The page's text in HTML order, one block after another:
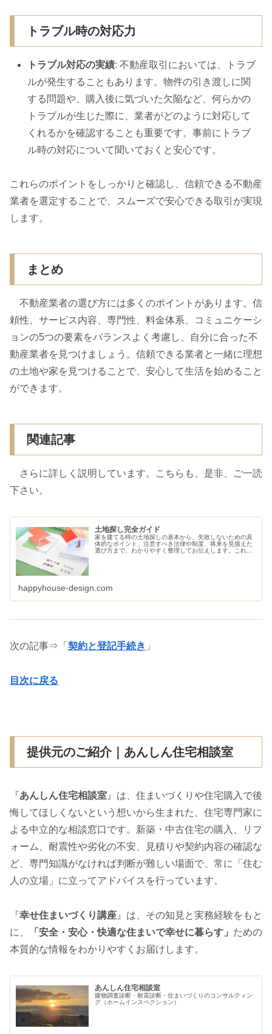
トラブル時の対応力
トラブル対応の実績: 不動産取引においては、トラブ
ルが発生することもあります。物件の引き渡しに関
する問題や、購入後に気づいた欠陥など、何らかの
トラブルが生じた際に、業者がどのように対応して
くれるかを確認することも重要です。事前にトラブ
ル時の対応について聞いておくと安心です。
これらのポイントをしっかりと確認し、信頼できる不動産
業者を選定することで、スムーズで安心できる取引が実現
します。
まとめ
不動産業者の選び方には多くのポイントがあります。信
頼性、サービス内容、専門性、料金体系、コミュニケーシ
ョンの5つの要素をバランスよく考慮し、自分に合った不
動産業者を見つけましょう。信頼できる業者と一緒に理想
の土地や家を見つけることで、安心して生活を始めること
ができます。
関連記事
さらに詳しく説明しています。こちらも、是非、ご一読
下さい。
土地探し完全ガイド
家を建てる時の土地探しの基本から、失敗しないための具
体的なポイント、注意すべき法律や制度、将来を見据えた
選び方まで、わかりやすく整理してお伝えします。これか
happyhouse-design.com
次の記事⇒「 契約と登記手続き 」
目次に戻る
提供元のご紹介｜あんしん住宅相談室
『あんしん住宅相談室 』は、住まいづくりや住宅購入で後
悔してほしくないという想いから生まれた、住宅専門家に
よる中立的な相談窓口です。新築・中古住宅の購入、リフ
ォーム、耐震性や劣化の不安、見積りや契約内容の確認な
ど、専門知識がなければ判断が難しい場面で、常に「住む
人の立場」に立ってアドバイスを行っています。
『幸せ住まいづくり講座 』は、その知見と実務経験をもと
に、
「安全・安心・快適な住まいで幸せに暮らす」 ための
本質的な情報をわかりやすくお届けします。
あんしん住宅相談室
建物調査診断・耐震診断・住まいづくりのコンサルティン
グ（ホームインスペクション）